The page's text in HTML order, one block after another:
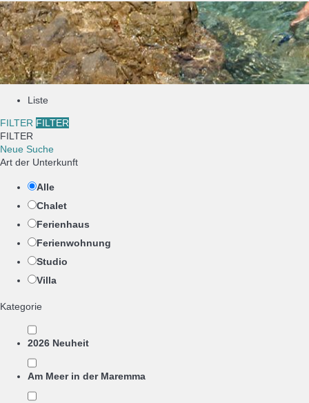
Liste
FILTER FILTER
FILTER
Neue Suche
Art der Unterkunft
Alle
Chalet
Ferienhaus
Ferienwohnung
Studio
Villa
Kategorie
2026 Neuheit
Am Meer in der Maremma